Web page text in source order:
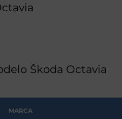
Škoda Octavia
MARCA